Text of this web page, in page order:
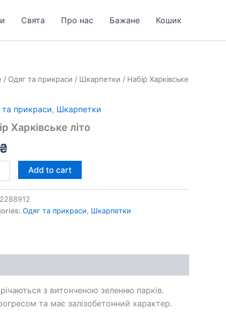
Свята Про нас Бажане Кошик
/ Одяг та прикраси / Шкарпетки / Набір Харківське
прикраси, Шкарпетки
Харківське літо
₴
Add to cart
2288912
Одяг та прикраси, Шкарпетки
з витонченою зеленню парків.
та має залізобетонний характер.